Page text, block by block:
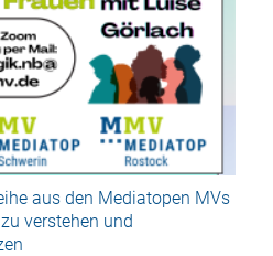
aus den Mediatopen MVs
verstehen und